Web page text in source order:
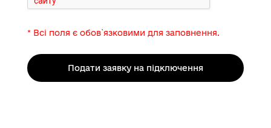
* Всі поля є обов`язковими для заповнення.
Подати заявку на підключення